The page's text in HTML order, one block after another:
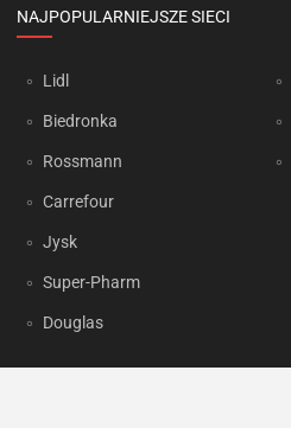
NAJPOPULARNIEJSZE SIECI
Lidl
Biedronka
Rossmann
Carrefour
Jysk
Super-Pharm
Douglas